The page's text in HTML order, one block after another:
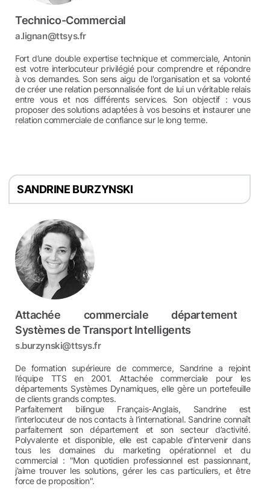
Technico-Commercial
a.lignan@ttsys.fr
Fort d’une double expertise technique et commerciale, Antonin
est votre interlocuteur privilégié pour comprendre et répondre
à vos demandes. Son sens aigu de l'organisation et sa volonté
de créer une relation personnalisée font de lui un véritable relais
entre vous et nos différents services. Son objectif : vous
proposer des solutions adaptées à vos besoins et instaurer une
relation commerciale de confiance sur le long terme.
SANDRINE BURZYNSKI
Attachée commerciale département
Systèmes de Transport Intelligents
s.burzynski@ttsys.fr
De formation supérieure de commerce, Sandrine a rejoint
l’équipe TTS en 2001. Attachée commerciale pour les
départements Systèmes Dynamiques, elle gère un portefeuille
de clients grands comptes.
Parfaitement bilingue Français-Anglais, Sandrine est
l’interlocuteur de nos contacts à l’international. Sandrine connaît
parfaitement son département et son secteur d’activité.
Polyvalente et disponible, elle est capable d’intervenir dans
tous les domaines du marketing opérationnel et du
commercial : "Mon quotidien professionnel est passionnant,
j’aime trouver les solutions, gérer les cas particuliers, et être
force de proposition".